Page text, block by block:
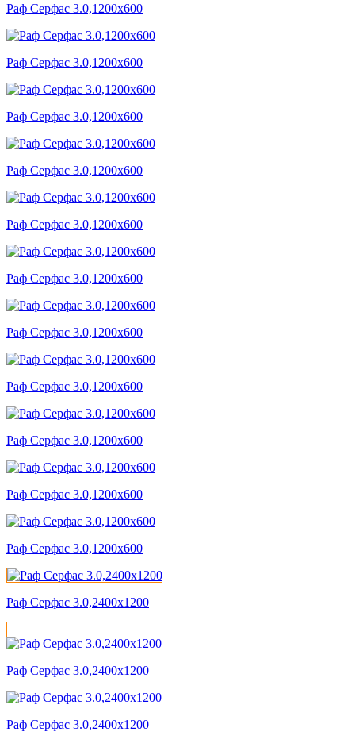
Раф Серфас 3.0,1200x600
Раф Серфас 3.0,1200x600
Раф Серфас 3.0,1200x600
Раф Серфас 3.0,1200x600
Раф Серфас 3.0,1200x600
Раф Серфас 3.0,1200x600
Раф Серфас 3.0,1200x600
Раф Серфас 3.0,1200x600
Раф Серфас 3.0,1200x600
Раф Серфас 3.0,1200x600
Раф Серфас 3.0,1200x600
Раф Серфас 3.0,2400x1200
Раф Серфас 3.0,2400x1200
Раф Серфас 3.0,2400x1200